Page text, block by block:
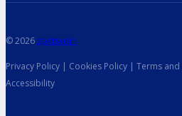
© 2026 spetsvoin
Privacy Policy | Cookies Policy | Terms
Accessibility